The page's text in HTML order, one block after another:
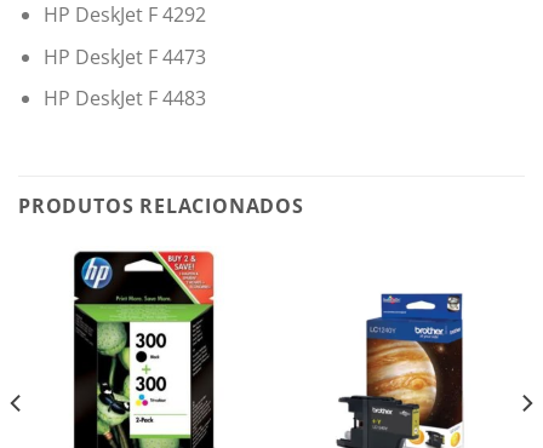
HP DeskJet F 4292
HP DeskJet F 4473
HP DeskJet F 4483
PRODUTOS RELACIONADOS